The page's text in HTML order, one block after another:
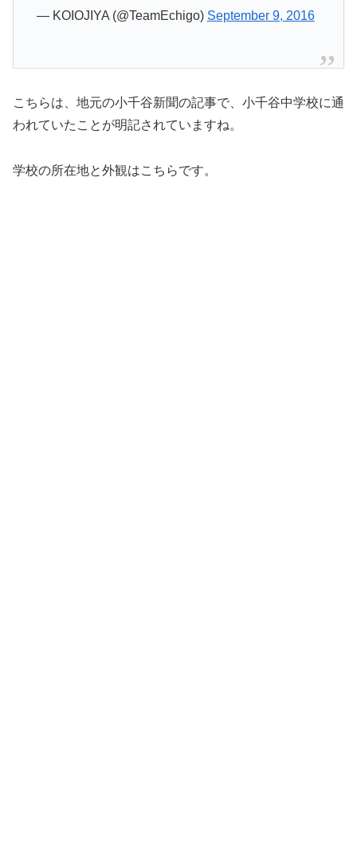
— KOIOJIYA (@TeamEchigo) September 9, 2016
こちらは、地元の小千谷新聞の記事で、小千谷中学校に通
われていたことが明記されていますね。
学校の所在地と外観はこちらです。